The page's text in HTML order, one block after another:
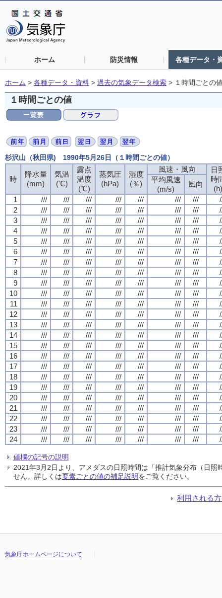
ホーム 防災情報 各種データ・
ホーム > 各種データ・資料 > 過去の気象データ検索 > １時間ごとの
１時間ごとの値
杉沢山（秋田県) 1990年5月26日（１時間ごとの値）
時
降水量
(mm)
気温
(℃)
露点
温度
(℃)
蒸気圧
(hPa)
湿度
(％)
風速・風向
日
時
(h)
平均風速
(m/s)
風向
1
/// /// /// /// /// /// ///
2
/// /// /// /// /// /// ///
3
/// /// /// /// /// /// ///
4
/// /// /// /// /// /// ///
5
/// /// /// /// /// /// ///
6
/// /// /// /// /// /// ///
7
/// /// /// /// /// /// ///
8
/// /// /// /// /// /// ///
9
/// /// /// /// /// /// ///
10
/// /// /// /// /// /// ///
11
/// /// /// /// /// /// ///
12
/// /// /// /// /// /// ///
13
/// /// /// /// /// /// ///
14
/// /// /// /// /// /// ///
15
/// /// /// /// /// /// ///
16
/// /// /// /// /// /// ///
17
/// /// /// /// /// /// ///
18
/// /// /// /// /// /// ///
19
/// /// /// /// /// /// ///
20
/// /// /// /// /// /// ///
21
/// /// /// /// /// /// ///
22
/// /// /// /// /// /// ///
23
/// /// /// /// /// /// ///
24
/// /// /// /// /// /// ///
値欄の記号の説明
2021年3月2日より、アメダスの日照時間は「推計気象分布（日
せん。詳しくは要素ごとの値の補足説明をご覧ください。
利用される
気象庁ホームページについて